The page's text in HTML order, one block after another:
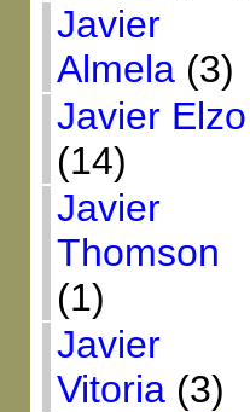
Javier
Almela(3)
Javier Elzo
(14)
Javier
Thomson
(1)
Javier
Vitoria(3)